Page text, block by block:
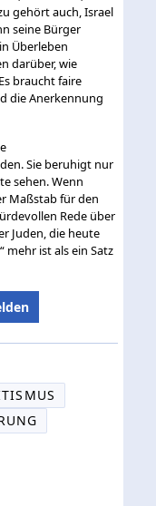
gehört auch, Israel
seine Bürger
Überleben
darüber, wie
braucht faire
die Anerkennung
Sie beruhigt nur
sehen. Wenn
Maßstab für den
Rede über
Juden, die heute
mehr ist als ein Satz